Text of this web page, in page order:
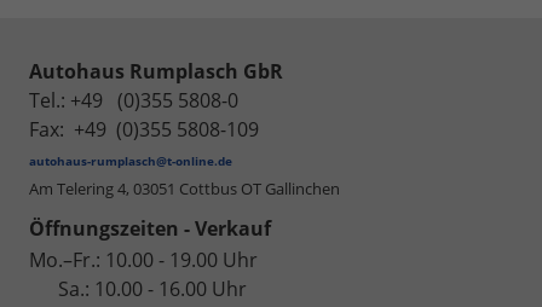
Autohaus Rumplasch GbR
Tel.: +49 (0)355 5808-0
Fax: +49 (0)355 5808-109
autohaus-rumplasch@t-online.de
Am Telering 4, 03051 Cottbus OT Gallinchen
Öffnungszeiten - Verkauf
Mo.–Fr.: 10.00 - 19.00 Uhr
Sa.: 10.00 - 16.00 Uhr